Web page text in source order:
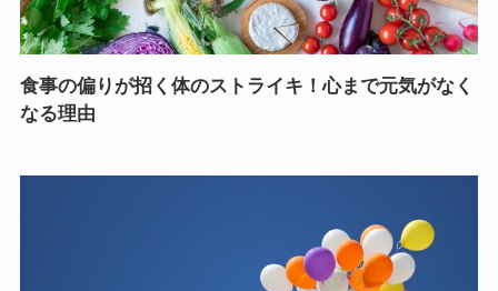
食事の偏りが招く体のストライキ！心まで元気がなく
なる理由